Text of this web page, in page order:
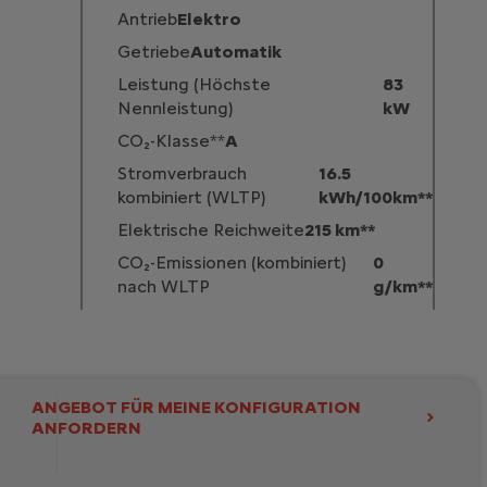
AntriebElektro
GetriebeAutomatik
Leistung (Höchste
Nennleistung)
83
kW
CO₂-Klasse**A
Stromverbrauch
kombiniert (WLTP)
16.5
kWh/100km**
Elektrische Reichweite215 km**
CO₂-Emissionen (kombiniert)
nach WLTP
0
g/km**
VAN (2-Sitzer)
ANGEBOT FÜR MEINE KONFIGURATION
ANFORDERN